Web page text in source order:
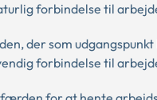
forbindelse til
der som udgangspunkt
forbindelse til